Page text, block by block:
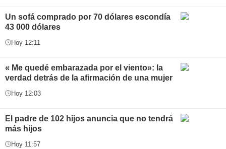
Un sofá comprado por 70 dólares escondía
43 000 dólares
Hoy 12:11
« Me quedé embarazada por el viento»: la
verdad detrás de la afirmación de una mujer
Hoy 12:03
El padre de 102 hijos anuncia que no tendrá
más hijos
Hoy 11:57